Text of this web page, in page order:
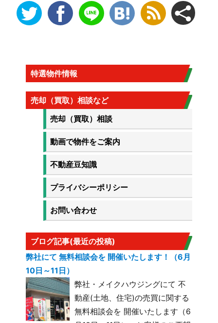
特選物件情報
売却（買取）相談など
売却（買取）相談
動画で物件をご案内
不動産豆知識
プライバシーポリシー
お問い合わせ
ブログ記事(最近の投稿)
弊社にて 無料相談会を 開催いたします！（6月
10日～11日）
弊社・メイクハウジングにて 不
動産(土地、住宅)の売買に関する
無料相談会を 開催いたします（6